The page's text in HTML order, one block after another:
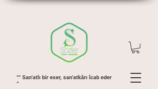
"" San'atlı bir eser, san'atkârı îcab eder
''